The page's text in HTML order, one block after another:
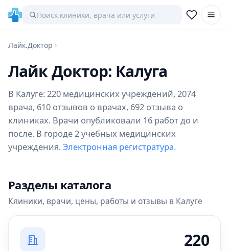
Лайк.Доктор
Лайк Доктор: Калуга
В Калуге: 220 медицинских учреждений, 2074
врача, 610 отзывов о врачах, 692 отзыва о
клиниках. Врачи опубликовали 16 работ до и
после. В городе 2 учебных медицинских
учреждения. Электронная регистратура.
Разделы каталога
Клиники, врачи, цены, работы и отзывы в Калуге
220